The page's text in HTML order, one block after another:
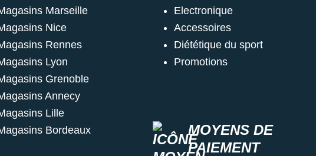
MOYENS DE
PAIEMENT
Marseille
Nice
Rennes
Lyon
Grenoble
Annecy
Lille
Bordeaux
Electronique
Accessoires
Diététique du sport
Promotions